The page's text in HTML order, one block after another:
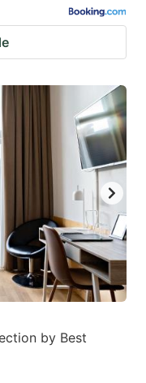
by Best